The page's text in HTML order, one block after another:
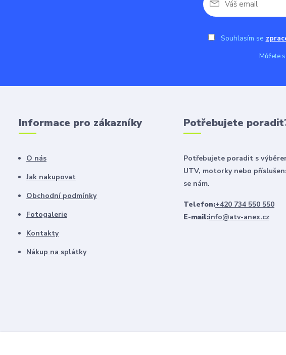
Souhlasím se
Můžete
Informace pro zákazníky
O nás
Jak nakupovat
Obchodní podmínky
Fotogalerie
Kontakty
Nákup na splátky
Potřebujete
Potřebujete poradit s
UTV, motorky nebo
se nám.
Telefon:+420 734 550 550
E-mail:info@atv-anex.cz